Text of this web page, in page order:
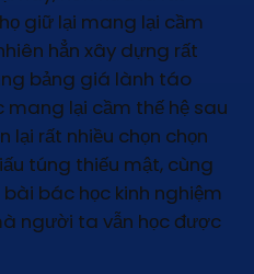
giữ lại mang lại cầm
hẳn xây dựng rất
bảng giá lành táo
lại cầm thế hệ sau
rất nhiều chọn chọn
túng thiếu mật, cùng
bài bác học kinh nghiệm
người ta vẫn học được